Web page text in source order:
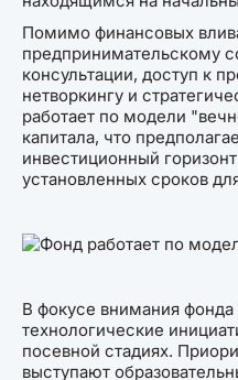
Помимо финансовых
предпринимательскому
консультации, доступ к
нетворкингу и
работает по модели
капитала, что
инвестиционный
установленных сроков
В фокусе внимания
технологические
посевной стадиях.
выступают